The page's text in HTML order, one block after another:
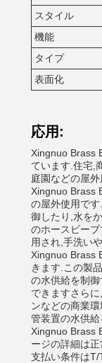
スタイル
機能
タイプ
表面化
応用:
Xingnuo Brass
ています.住宅,
庭園などの屋
Xingnuo Brass
の屋外使用で
御したり,水を
のホースビー
用され,手洗い
Xingnuo Brass
きます.この製
の水供給を制
できますさら
ンなどの商業
管装置の水供給
Xingnuo Brass
ージの詳細は
支払い条件はT/